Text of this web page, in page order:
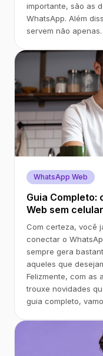
importante, são as
WhatsApp. Além
servem não
WhatsApp Web
Guia Completo:
Web sem
Com certeza, você
conectar o
sempre gera
aqueles que
Felizmente, com as
trouxe novidades
guia completo,